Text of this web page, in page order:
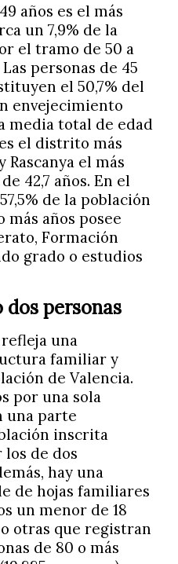
años es el más
un 7,9% de la
el tramo de 50 a
personas de 45
el 50,7% del
envejecimiento
media total de edad
el distrito más
Rascanya el más
42,7 años. En el
de la población
más años posee
Formación
grado o estudios
dos personas
una
familiar y
de Valencia.
por una sola
una parte
inscrita
los de dos
hay una
de hojas familiares
un menor de 18
otras que registran
de 80 o más